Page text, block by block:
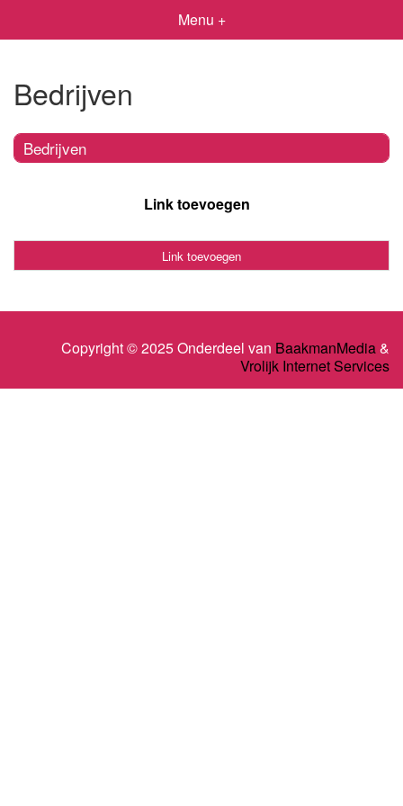
Menu +
Bedrijven
Bedrijven
Link toevoegen
Link toevoegen
Copyright © 2025 Onderdeel van BaakmanMedia&
Vrolijk Internet Services